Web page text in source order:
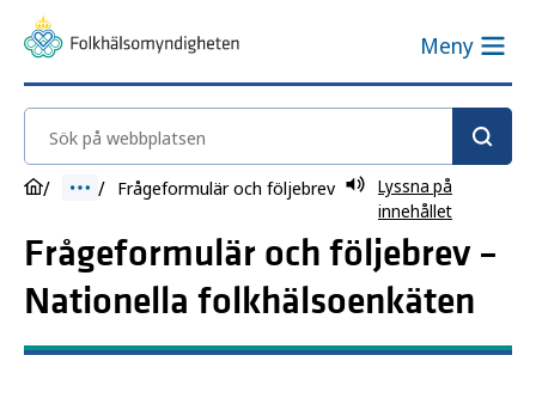
Meny
Sök på webbplatsen
Frågeformulär och följebrev
Lyssna på
innehållet
Frågeformulär och följebrev –
Nationella folkhälsoenkäten